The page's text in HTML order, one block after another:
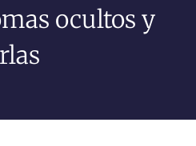
ocultos y